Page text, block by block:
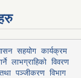
सहयोग कार्यक्रम
सा.सु.भत्ता प्राप्त गर्ने लाभग्राहिको विवरण
राष्ट्रिय परिचयपत्र तथा पञ्‍जीकरण विभाग